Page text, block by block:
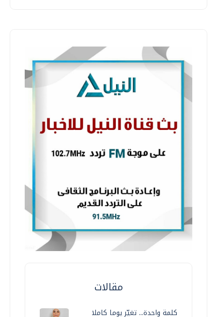
مقالات
كلمة واحدة... تغيّر يوما كاملا